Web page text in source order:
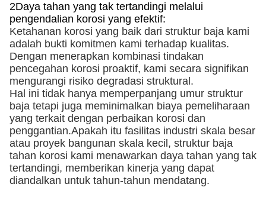
2Daya tahan yang tak tertandingi melalui
pengendalian korosi yang efektif:
Ketahanan korosi yang baik dari struktur baja kami
adalah bukti komitmen kami terhadap kualitas.
Dengan menerapkan kombinasi tindakan
pencegahan korosi proaktif, kami secara signifikan
mengurangi risiko degradasi struktural.
Hal ini tidak hanya memperpanjang umur struktur
baja tetapi juga meminimalkan biaya pemeliharaan
yang terkait dengan perbaikan korosi dan
penggantian.Apakah itu fasilitas industri skala besar
atau proyek bangunan skala kecil, struktur baja
tahan korosi kami menawarkan daya tahan yang tak
tertandingi, memberikan kinerja yang dapat
diandalkan untuk tahun-tahun mendatang.